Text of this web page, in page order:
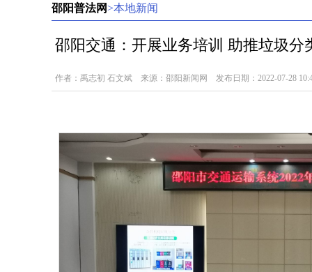
邵阳普法网>本地新闻
邵阳交通：开展业务培训 助推垃圾分
作者：禹志初 石文斌 来源：邵阳新闻网 发布日期：2022-07-28